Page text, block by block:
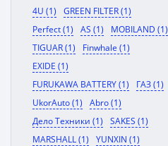
4U (1)
GREEN FILTER (1)
Perfect (1)
AS (1)
MOBILAND (1)
TIGUAR (1)
Finwhale (1)
EXIDE (1)
FURUKAWA BATTERY (1)
ГАЗ (1)
UkorAuto (1)
Abro (1)
Дело Техники (1)
SAKES (1)
MARSHALL (1)
YUNXIN (1)